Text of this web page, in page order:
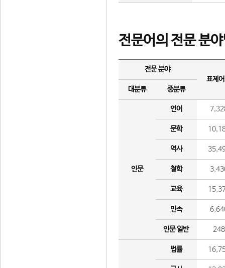
전문어의 전문 분
전문 분야
표제
대분류
중분류
인문
언어
문학
역사
철학
교육
민속
인문 일반 248
법률